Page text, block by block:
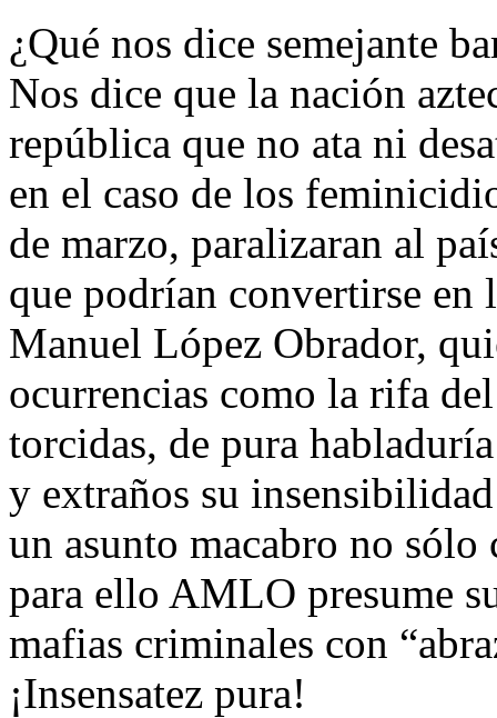
¿Qué nos dice semejante
Nos dice que la nación
república que no ata ni
en el caso de los
de marzo, paralizaran al
que podrían convertirse
Manuel López Obrador,
ocurrencias como la rifa
torcidas, de pura
y extraños su
un asunto macabro no sólo
para ello AMLO presume
mafias criminales con
¡Insensatez pura!